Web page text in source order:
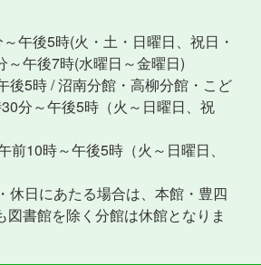
午後5時(火・土・日曜日、祝日・
～午後7時(水曜日～金曜日)
後5時 / 沼南分館・高柳分館・こど
分～午後5時（火～日曜日、祝
前10時～午後5時（火～日曜日、
休日にあたる場合は、本館・豊四
図書館を除く分館は休館となりま